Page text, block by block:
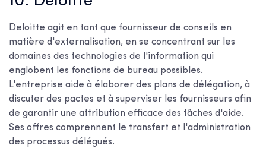
Deloitte agit en tant que fournisseur de conseils en
matière d'externalisation, en se concentrant sur les
domaines des technologies de l'information qui
englobent les fonctions de bureau possibles.
L'entreprise aide à élaborer des plans de délégation, à
discuter des pactes et à superviser les fournisseurs afin
de garantir une attribution efficace des tâches d'aide.
Ses offres comprennent le transfert et l'administration
des processus délégués.